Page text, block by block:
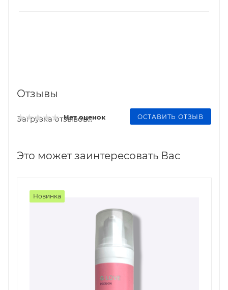
Отзывы
Нет оценок ОСТАВИТЬ ОТЗЫВ
Загрузка отзывов...
Это может заинтересовать Вас
Новинка